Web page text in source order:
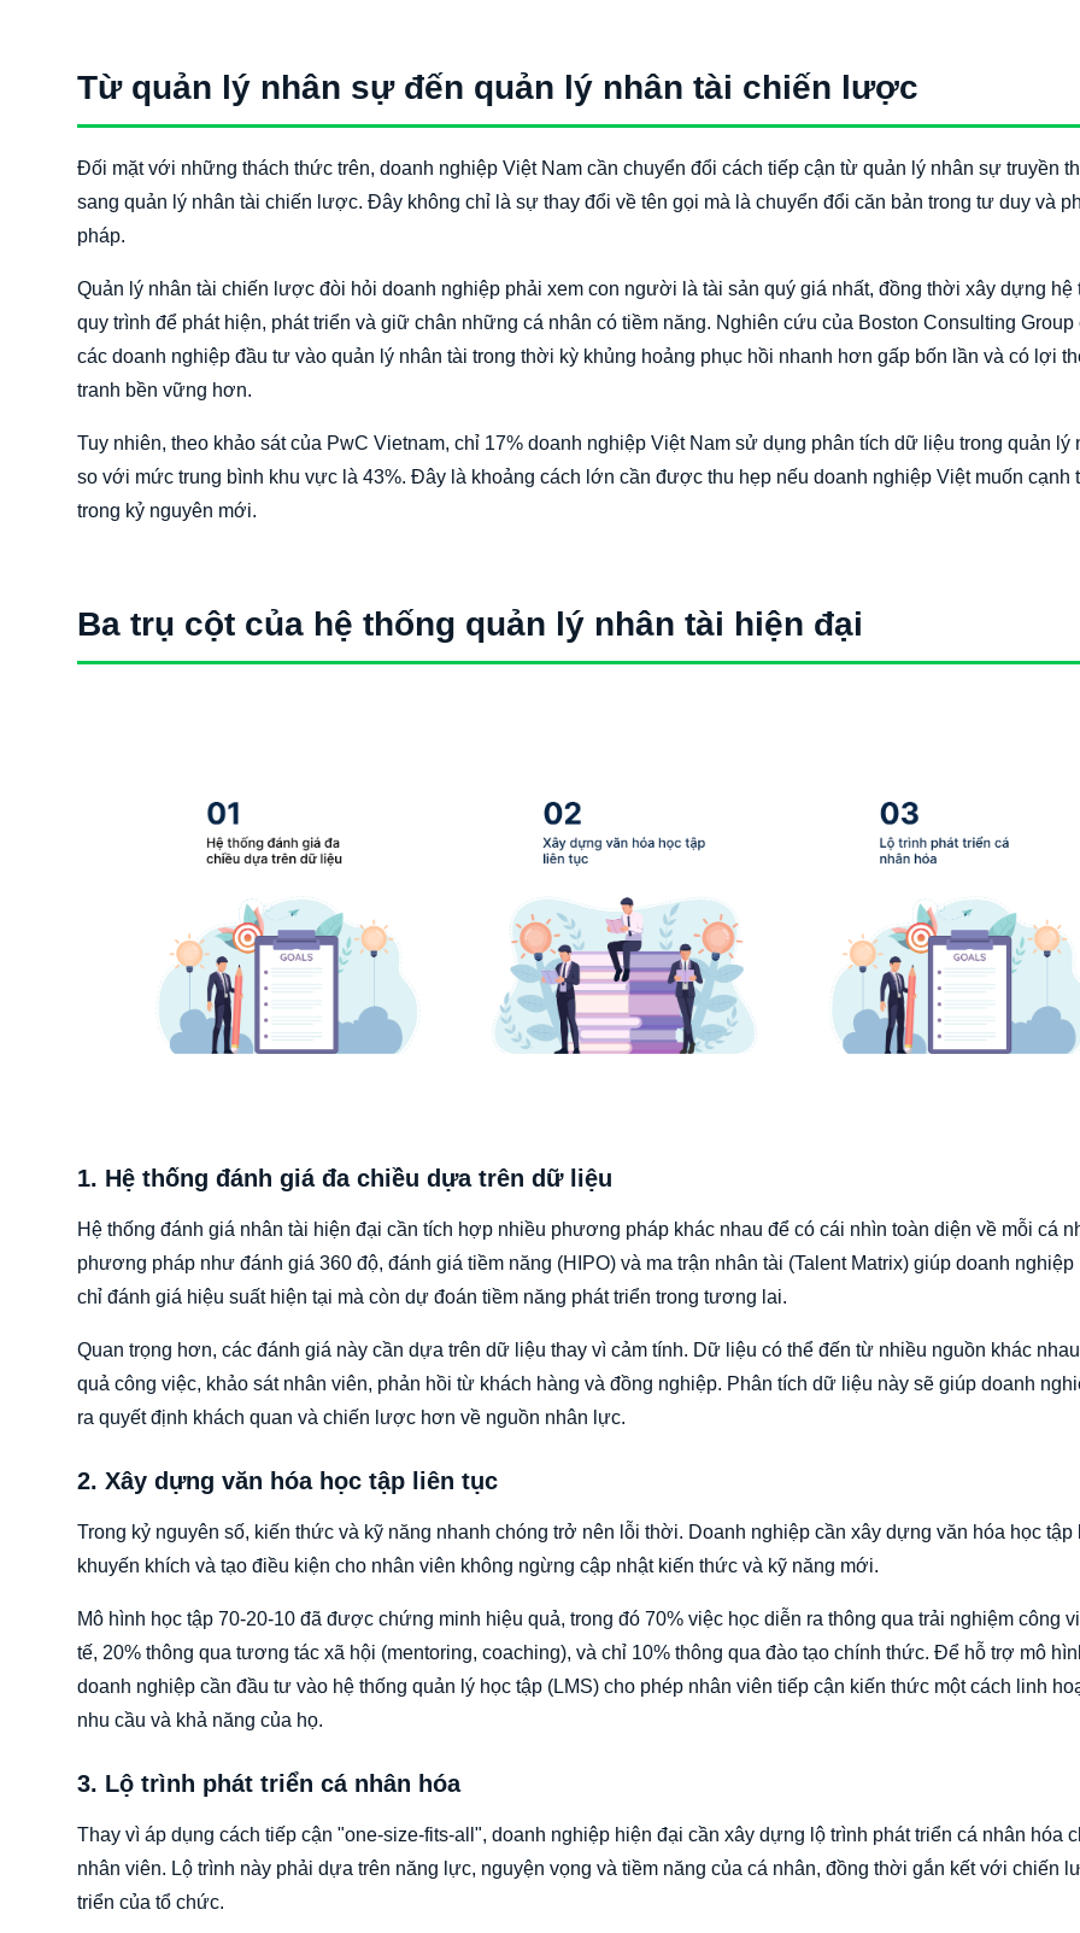
Từ quản lý nhân sự đến quản lý nhân tài chiến lược
Đối mặt với những thách thức trên, doanh nghiệp Việt Nam cần chuyển đổi cách tiếp cận từ quản lý nhân sự truyền
sang quản lý nhân tài chiến lược. Đây không chỉ là sự thay đổi về tên gọi mà là chuyển đổi căn bản trong tư duy và
pháp.
Quản lý nhân tài chiến lược đòi hỏi doanh nghiệp phải xem con người là tài sản quý giá nhất, đồng thời xây dựng hệ
quy trình để phát hiện, phát triển và giữ chân những cá nhân có tiềm năng. Nghiên cứu của Boston Consulting Group
các doanh nghiệp đầu tư vào quản lý nhân tài trong thời kỳ khủng hoảng phục hồi nhanh hơn gấp bốn lần và có lợi
tranh bền vững hơn.
Tuy nhiên, theo khảo sát của PwC Vietnam, chỉ 17% doanh nghiệp Việt Nam sử dụng phân tích dữ liệu trong quản lý
so với mức trung bình khu vực là 43%. Đây là khoảng cách lớn cần được thu hẹp nếu doanh nghiệp Việt muốn cạnh
trong kỷ nguyên mới.
Ba trụ cột của hệ thống quản lý nhân tài hiện đại
1. Hệ thống đánh giá đa chiều dựa trên dữ liệu
Hệ thống đánh giá nhân tài hiện đại cần tích hợp nhiều phương pháp khác nhau để có cái nhìn toàn diện về mỗi cá
phương pháp như đánh giá 360 độ, đánh giá tiềm năng (HIPO) và ma trận nhân tài (Talent Matrix) giúp doanh nghiệp
chỉ đánh giá hiệu suất hiện tại mà còn dự đoán tiềm năng phát triển trong tương lai.
Quan trọng hơn, các đánh giá này cần dựa trên dữ liệu thay vì cảm tính. Dữ liệu có thể đến từ nhiều nguồn khác
quả công việc, khảo sát nhân viên, phản hồi từ khách hàng và đồng nghiệp. Phân tích dữ liệu này sẽ giúp doanh
ra quyết định khách quan và chiến lược hơn về nguồn nhân lực.
2. Xây dựng văn hóa học tập liên tục
Trong kỷ nguyên số, kiến thức và kỹ năng nhanh chóng trở nên lỗi thời. Doanh nghiệp cần xây dựng văn hóa học tập
khuyến khích và tạo điều kiện cho nhân viên không ngừng cập nhật kiến thức và kỹ năng mới.
Mô hình học tập 70-20-10 đã được chứng minh hiệu quả, trong đó 70% việc học diễn ra thông qua trải nghiệm công
tế, 20% thông qua tương tác xã hội (mentoring, coaching), và chỉ 10% thông qua đào tạo chính thức. Để hỗ trợ mô
doanh nghiệp cần đầu tư vào hệ thống quản lý học tập (LMS) cho phép nhân viên tiếp cận kiến thức một cách linh
nhu cầu và khả năng của họ.
3. Lộ trình phát triển cá nhân hóa
Thay vì áp dụng cách tiếp cận "one-size-fits-all", doanh nghiệp hiện đại cần xây dựng lộ trình phát triển cá nhân hóa
nhân viên. Lộ trình này phải dựa trên năng lực, nguyện vọng và tiềm năng của cá nhân, đồng thời gắn kết với chiến
triển của tổ chức.